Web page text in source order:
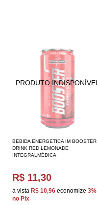
BEBIDA ENERGETICA IM BOOSTER
DRINK RED LEMONADE
INTEGRALMÉDICA
R$ 11,30
à vista R$ 10,96 economize 3%
no Pix